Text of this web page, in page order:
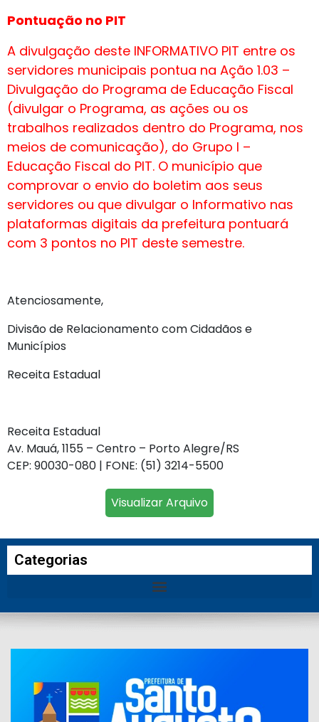
Pontuação no PIT
A divulgação deste INFORMATIVO PIT entre os
servidores municipais pontua na Ação 1.03 –
Divulgação do Programa de Educação Fiscal
(divulgar o Programa, as ações ou os
trabalhos realizados dentro do Programa, nos
meios de comunicação), do Grupo I –
Educação Fiscal do PIT. O município que
comprovar o envio do boletim aos seus
servidores ou que divulgar o Informativo nas
plataformas digitais da prefeitura pontuará
com 3 pontos no PIT deste semestre.
Atenciosamente,
Divisão de Relacionamento com Cidadãos e
Municípios
Receita Estadual
Receita Estadual
Av. Mauá, 1155 – Centro – Porto Alegre/RS
CEP: 90030-080 | FONE: (51) 3214-5500
Visualizar Arquivo
Categorias